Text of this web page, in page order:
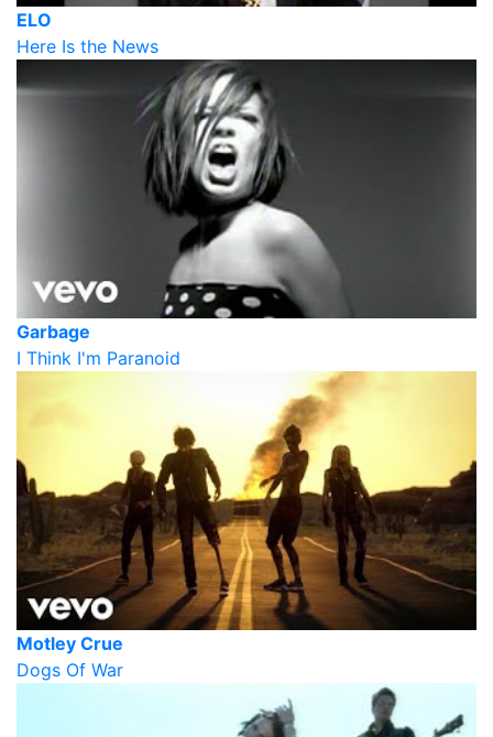
ELO
Here Is the News
Garbage
I Think I'm Paranoid
Motley Crue
Dogs Of War